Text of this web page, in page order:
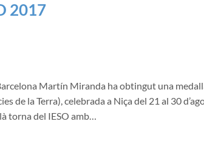
2017
Martín Miranda ha obtingut una
de la Terra), celebrada a Niça del 21 al 30
torna del IESO amb…